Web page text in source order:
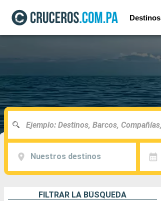
Destinos
Nuestros destinos
FILTRAR LA BÚSQUEDA